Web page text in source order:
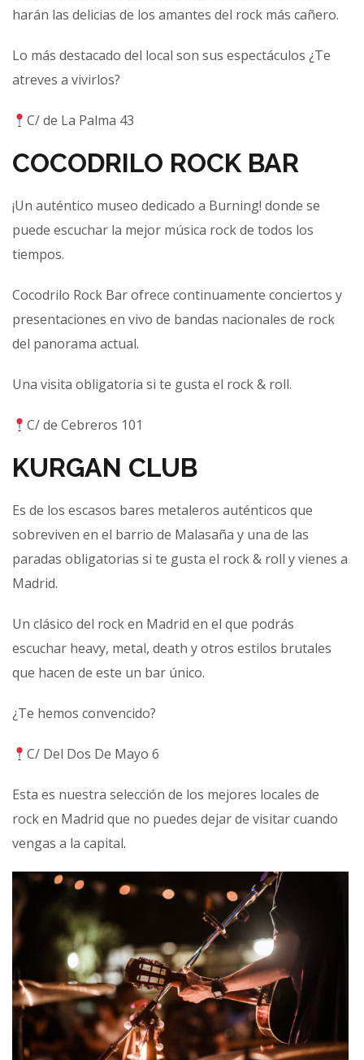
harán las delicias de los amantes del rock más cañero.
Lo más destacado del local son sus espectáculos ¿Te
atreves a vivirlos?
C/ de La Palma 43
COCODRILO ROCK BAR
¡Un auténtico museo dedicado a Burning! donde se
puede escuchar la mejor música rock de todos los
tiempos.
Cocodrilo Rock Bar ofrece continuamente conciertos y
presentaciones en vivo de bandas nacionales de rock
del panorama actual.
Una visita obligatoria si te gusta el rock & roll.
C/ de Cebreros 101
KURGAN CLUB
Es de los escasos bares metaleros auténticos que
sobreviven en el barrio de Malasaña y una de las
paradas obligatorias si te gusta el rock & roll y vienes a
Madrid.
Un clásico del rock en Madrid en el que podrás
escuchar heavy, metal, death y otros estilos brutales
que hacen de este un bar único.
¿Te hemos convencido?
C/ Del Dos De Mayo 6
Esta es nuestra selección de los mejores locales de
rock en Madrid que no puedes dejar de visitar cuando
vengas a la capital.